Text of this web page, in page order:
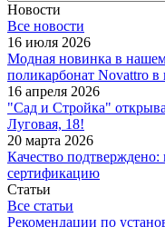
Новости
Все новости
16 июля 2026
Модная новинка в
поликарбонат Novattro в
16 апреля 2026
"Сад и Стройка"
Луговая, 18!
20 марта 2026
Качество
сертификацию
Статьи
Все статьи
Рекомендации по